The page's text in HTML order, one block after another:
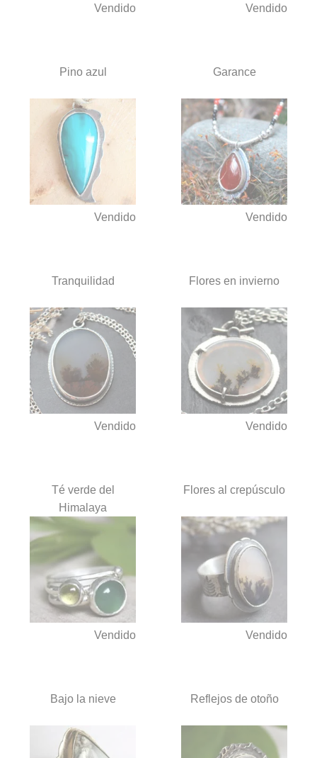
Vendido Vendido
Pino azul
Vendido
Garance
Vendido
Tranquilidad
Vendido
Flores en invierno
Vendido
Té verde del
Himalaya
Vendido
Flores al crepúsculo
Vendido
Bajo la nieve Reflejos de otoño